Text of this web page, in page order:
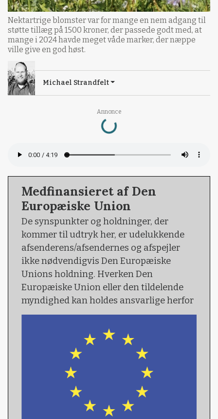
Annonce
Loading...
Nektartrige blomster var for mange en nem adgang til
støtte tillæg på 1500 kroner, der passede godt med, at
mange i 2024 havde meget våde marker, der næppe
ville give en god høst.
Michael Strandfelt
Medfinansieret af Den
Europæiske Union
De synspunkter og holdninger, der
kommer til udtryk her, er udelukkende
afsenderens/afsendernes og afspejler
ikke nødvendigvis Den Europæiske
Unions holdning. Hverken Den
Europæiske Union eller den tildelende
myndighed kan holdes ansvarlige herfor